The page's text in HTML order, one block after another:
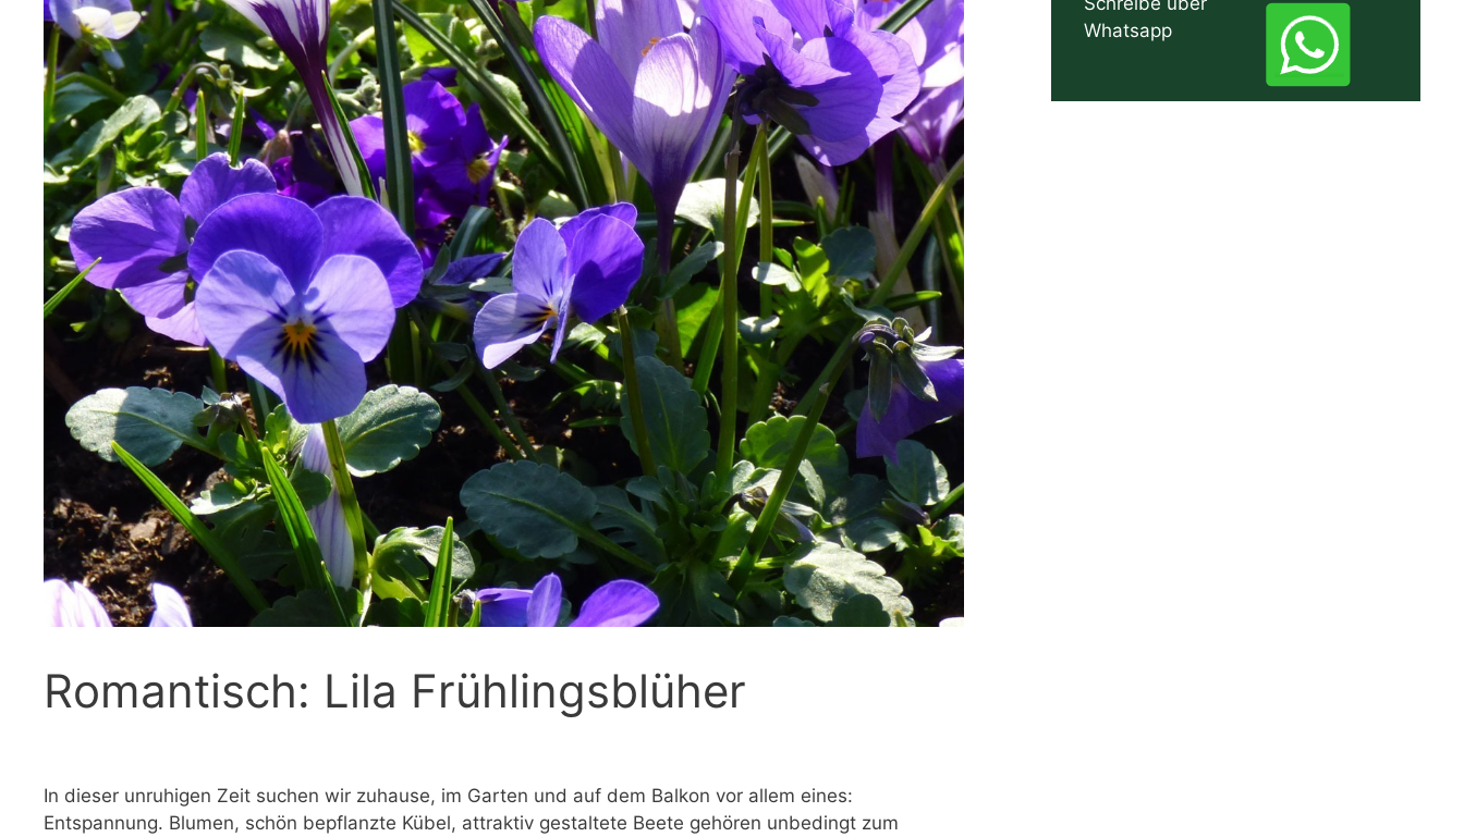
Romantisch: Lila Frühlingsblüher
In dieser unruhigen Zeit suchen wir zuhause, im Garten und auf dem Balkon vor allem eines:
Entspannung. Blumen, schön bepflanzte Kübel, attraktiv gestaltete Beete gehören unbedingt zum
Whatsapp